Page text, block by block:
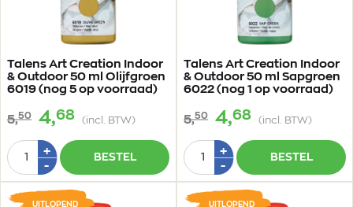
Talens Art Creation Indoor
& Outdoor 50 ml Olijfgroen
6019 (nog 5 op voorraad)
5,50 4,68 (incl. BTW)
Aantal
+Plus
-Min
1
BESTEL
Talens Art Creation Indoor
& Outdoor 50 ml Sapgroen
6022 (nog 1 op voorraad)
5,50 4,68 (incl. BTW)
Aantal
+Plus
-Min
1
BESTEL
UITLOPEND UITLOPEND